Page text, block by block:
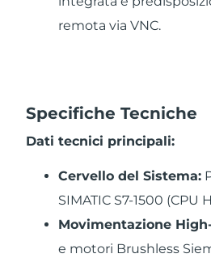
remota via VNC.
Specifiche Tecniche
Dati tecnici principali:
Cervello del Sistema:
SIMATIC S7-1500
Movimentazione
e motori Brushless